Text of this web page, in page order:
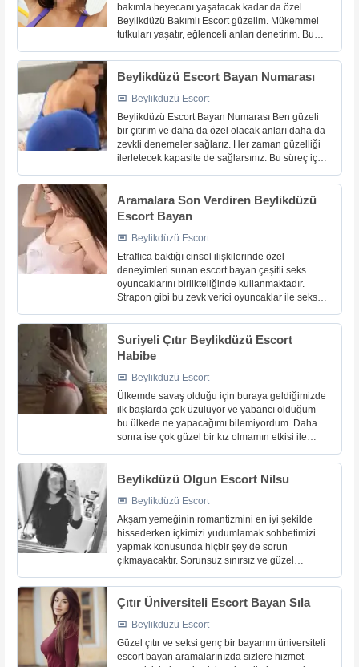
bakımla heyecanı yaşatacak kadar da özel
Beylikdüzü Bakımlı Escort güzelim. Mükemmel
tutkuları yaşatır, eğlenceli anları denetirim. Bu
ne var ise sizin harika [...]
Beylikdüzü Escort Bayan Numarası
Beylikdüzü Escort
Beylikdüzü Escort Bayan Numarası Ben güzeli
bir çıtırım ve daha da özel olacak anları daha da
zevkli denemeler sağlarız. Her zaman güzelliği
ilerletecek kapasite de sağlarsınız. Bu süreç için
da [...]
Aramalara Son Verdiren Beylikdüzü
Escort Bayan
Beylikdüzü Escort
Etraflıca baktığı cinsel ilişkilerinde özel
deneyimleri sunan escort bayan çeşitli seks
oyuncaklarını birlikteliğinde kullanmaktadır.
Strapon gibi bu zevk verici oyuncaklar ile seksin
deneyimleriyle [...]
Suriyeli Çıtır Beylikdüzü Escort
Habibe
Beylikdüzü Escort
Ülkemde savaş olduğu için buraya geldiğimizde
ilk başlarda çok üzülüyor ve yabancı olduğum
bu ülkede ne yapacağımı bilemiyordum. Daha
sonra ise çok güzel bir kız olmamın etkisi ile
mutlu bir genç [...]
Beylikdüzü Olgun Escort Nilsu
Beylikdüzü Escort
Akşam yemeğinin romantizmini en iyi şekilde
hissederken içkimizi yudumlamak sohbetimizi
yapmak konusunda hiçbir şey de sorun
çıkmayacaktır. Sorunsuz sınırsız ve güzel
sizlere sunuyorum. Özellikle yaş [...]
Çıtır Üniversiteli Escort Bayan Sıla
Beylikdüzü Escort
Güzel çıtır ve seksi genç bir bayanım üniversiteli
escort bayan aramalarınızda sizlere hizmet